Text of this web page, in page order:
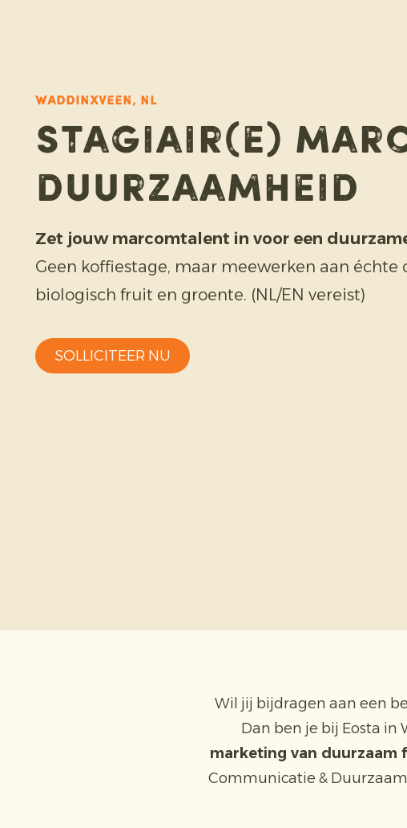
WADDINXVEEN, NL
Stagiair(e)
Duurzaamheid
Zet jouw marcomtalent in voor een
Geen koffiestage, maar meewerken aan échte
biologisch fruit en groente. (NL/EN vereist)
SOLLICITEER NU
Wil jij bijdragen aan een
Dan ben je bij Eosta in
marketing van duurzaam
Communicatie &